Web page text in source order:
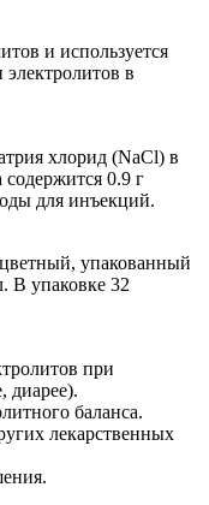
и используется
в
хлорид (NaCl) в
0.9 г
для инъекций.
упакованный
В упаковке 32
при
диарее).
баланса.
лекарственных